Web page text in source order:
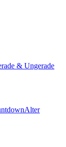
& Ungerade
Alter